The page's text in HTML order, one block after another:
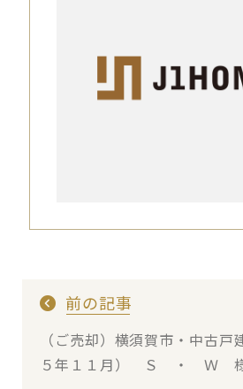
前の記事
（ご売却）横須賀市・中古戸
５年１１月） Ｓ ・ Ｗ